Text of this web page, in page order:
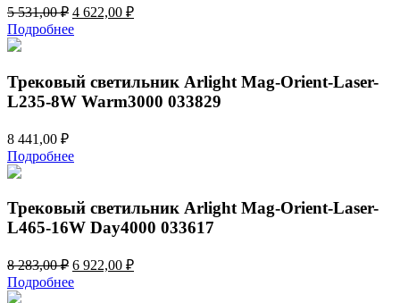
5 531,00₽ Первоначальная
цена
составляла
531,00 ₽.
4 622,00 ₽Текущая
Подробнее
Трековый светильник Arlight Mag-Orient-Laser-
L235-8W Warm3000 033829
8 441,00 ₽
Подробнее
Трековый светильник Arlight Mag-Orient-Laser-
L465-16W Day4000 033617
8 283,00₽ Первоначальная
цена
составляла
6 922,00 ₽Текущая
Подробнее